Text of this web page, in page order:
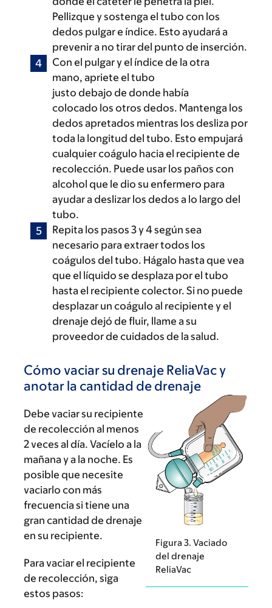
Pellizque y sostenga el tubo con los
dedos pulgar e índice. Esto ayudará a
prevenir a no tirar del punto de inserción.
Con el pulgar y el índice de la otra
mano, apriete el tubo
justo debajo de donde había
colocado los otros dedos. Mantenga los
dedos apretados mientras los desliza por
toda la longitud del tubo. Esto empujará
cualquier coágulo hacia el recipiente de
recolección. Puede usar los paños con
alcohol que le dio su enfermero para
ayudar a deslizar los dedos a lo largo del
tubo.
Repita los pasos 3 y 4 según sea
necesario para extraer todos los
coágulos del tubo. Hágalo hasta que vea
que el líquido se desplaza por el tubo
hasta el recipiente colector. Si no puede
desplazar un coágulo al recipiente y el
drenaje dejó de fluir, llame a su
proveedor de cuidados de la salud.
Cómo vaciar su drenaje ReliaVac y
anotar la cantidad de drenaje
Figura 3. Vaciado
del drenaje
ReliaVac
Debe vaciar su recipiente
de recolección al menos
2 veces al día. Vacíelo a la
mañana y a la noche. Es
posible que necesite
vaciarlo con más
frecuencia si tiene una
gran cantidad de drenaje
en su recipiente.
Para vaciar el recipiente
de recolección, siga
estos pasos: